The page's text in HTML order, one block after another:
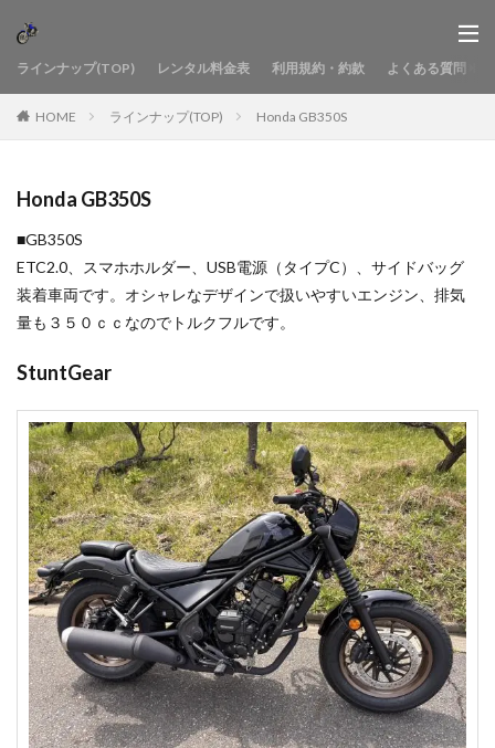
ラインナップ(TOP) レンタル料金表 利用規約・約款 よくある質問
HOME ラインナップ(TOP) Honda GB350S
Honda GB350S
■GB350S
ETC2.0、スマホホルダー、USB電源（タイプC）、サイドバッグ
装着車両です。オシャレなデザインで扱いやすいエンジン、排気
量も３５０ｃｃなのでトルクフルです。
StuntGear